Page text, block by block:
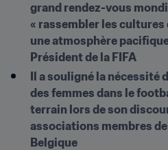
grand rendez-vous
« rassembler les
une atmosphère
Président de la FIFA
Il a souligné la nécessité
des femmes dans le
terrain lors de son
associations membres de
Belgique